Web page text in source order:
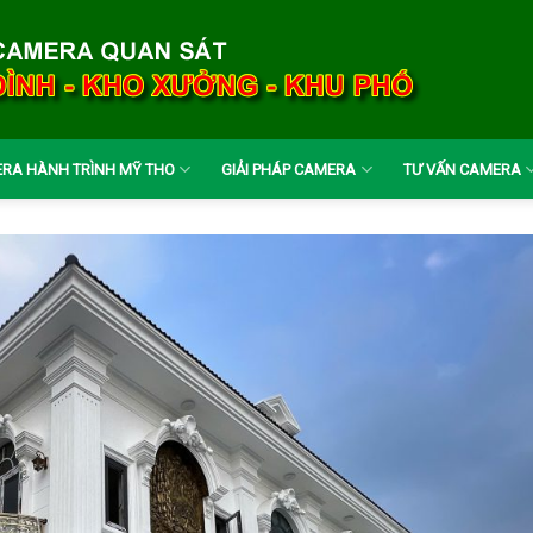
HÀNH TRÌNH MỸ THO GIẢI PHÁP CAMERA TƯ VẤN CAMERA